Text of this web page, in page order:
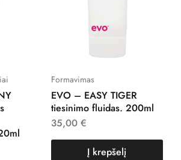
Formavimas
EVO – EASY TIGER
tiesinimo fluidas. 200ml
35,00 €
Į krepšelį